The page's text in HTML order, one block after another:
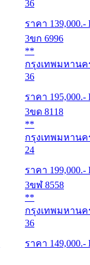
36
ราคา 139,000.-
3ขก 6996
**
กรุงเทพมหานค
36
ราคา 195,000.-
3ขด 8118
**
กรุงเทพมหานค
24
ราคา 199,000.-
3ขฬ 8558
**
กรุงเทพมหานค
36
ราคา 149,000.-